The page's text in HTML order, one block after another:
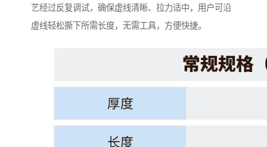
艺经过反复调试，确保虚线清晰、拉力适中，用户可沿
虚线轻松撕下所需长度，无需工具，方便快捷。